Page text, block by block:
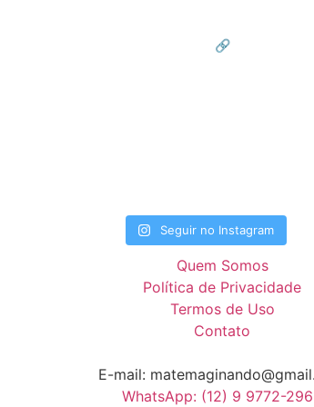
para aulas de Matemática 🔗 Conheça
Seguir no Instagram
Quem Somos
Política de Privacidade
Termos de Uso
Contato
E-mail:
WhatsApp: (12) 9 9772-